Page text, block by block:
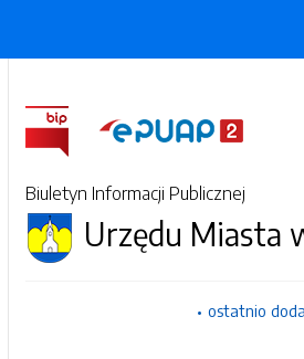
Biuletyn Informacji Publicznej
Urzędu Miasta
ostatnio